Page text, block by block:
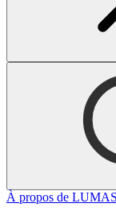
À propos de LUMAS